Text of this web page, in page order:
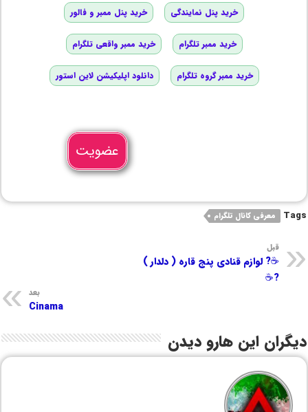
خرید پنل نمایندگی خرید پنل ممبر و فالور
خرید ممبر تلگرام خرید ممبر واقعی تلگرام
خرید ممبر گروه تلگرام دانلود اپلیکیشن لاین استور
عضویت
Tags معرفی کانال تلگرام
قبل
☕️? لوازم قنادی پنج قاره ( دلدار )
?☕️
بعد
Cinama
دیگران این هارو دیدن